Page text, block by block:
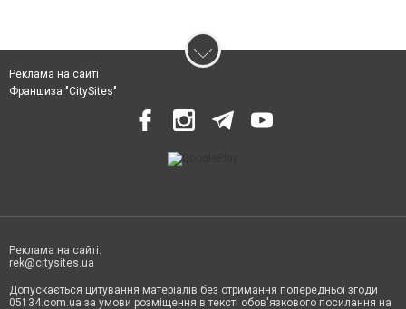
Реклама на сайті
Франшиза "CitySites"
Реклама на сайті:
rek@citysites.ua
Допускається цитування матеріалів без отримання попередньої згоди
05134.com.ua за умови розміщення в тексті обов'язкового посилання на